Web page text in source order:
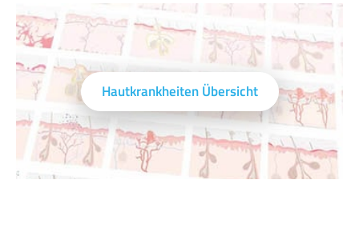
Hautkrankheiten Übersicht